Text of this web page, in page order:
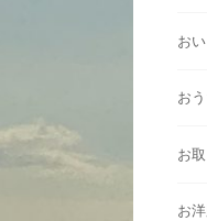
お
お
お
お